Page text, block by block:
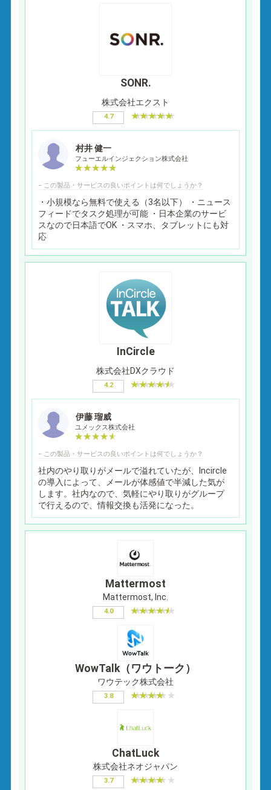
SONR.
株式会社エクスト
4.7
村井 健一
フューエルインジェクション株式会社
− この製品・サービスの良いポイントは何でしょうか？
・小規模なら無料で使える（3名以下） ・ニュース
フィードでタスク処理が可能 ・日本企業のサービ
スなので日本語でOK ・スマホ、タブレットにも対
応
InCircle
株式会社DXクラウド
4.2
伊藤 瑠威
ユメックス株式会社
− この製品・サービスの良いポイントは何でしょうか？
社内のやり取りがメールで溢れていたが、Incircle
の導入によって、メールが体感値で半減した気が
します。社内なので、気軽にやり取りがグループ
で行えるので、情報交換も活発になった。
Mattermost
Mattermost, Inc.
4.0
WowTalk（ワウトーク）
ワウテック株式会社
3.8
ChatLuck
株式会社ネオジャパン
3.7